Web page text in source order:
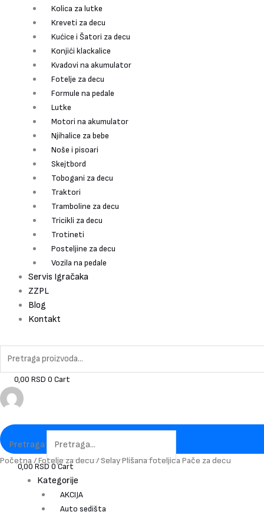
Kolica za lutke
Kreveti za decu
Kućice i Šatori za decu
Konjići klackalice
Kvadovi na akumulator
Fotelje za decu
Formule na pedale
Lutke
Motori na akumulator
Njihalice za bebe
Noše i pisoari
Skejtbord
Tobogani za decu
Traktori
Tramboline za decu
Tricikli za decu
Trotineti
Posteljine za decu
Vozila na pedale
Servis Igračaka
ZZPL
Blog
Kontakt
0,00 RSD 0 Cart
Pretraga
0,00RSD0Cart
Kategorije
AKCIJA
Auto sedišta
Početna /Fotelje za decu/ Selay Plišana foteljica Pače za decu
Selay